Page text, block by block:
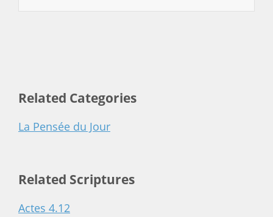
Related Categories
La Pensée du Jour
Related Scriptures
Actes 4.12